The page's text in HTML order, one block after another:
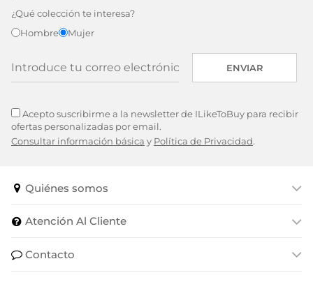
¿Qué colección te interesa?
Hombre
Mujer
ENVIAR
Acepto suscribirme a la newsletter de ILikeToBuy para recibir
ofertas personalizadas por email.
Consultar información básica y Política de Privacidad.
Quiénes somos
Atención Al Cliente
Contacto